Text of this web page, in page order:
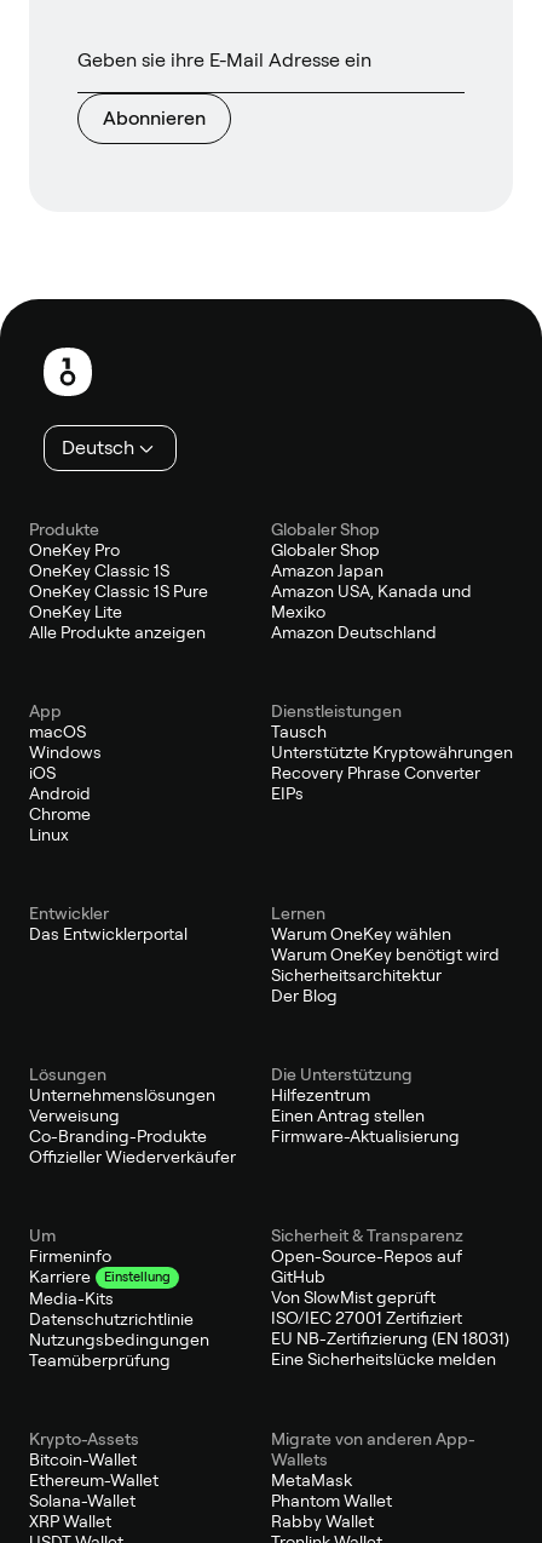
Abonnieren
Fußzeile
Deutsch
Produkte
OneKey Pro
OneKey Classic 1S
OneKey Classic 1S Pure
OneKey Lite
Alle Produkte anzeigen
Globaler Shop
Globaler Shop
Amazon Japan
Amazon USA, Kanada und
Mexiko
Amazon Deutschland
App
macOS
Windows
iOS
Android
Chrome
Linux
Dienstleistungen
Tausch
Unterstützte Kryptowährungen
Recovery Phrase Converter
EIPs
Entwickler
Das Entwicklerportal
Lernen
Warum OneKey wählen
Warum OneKey benötigt wird
Sicherheitsarchitektur
Der Blog
Lösungen
Unternehmenslösungen
Verweisung
Co-Branding-Produkte
Offizieller Wiederverkäufer
Die Unterstützung
Hilfezentrum
Einen Antrag stellen
Firmware-Aktualisierung
Um
Firmeninfo
Karriere
Einstellung
Media-Kits
Datenschutzrichtlinie
Nutzungsbedingungen
Teamüberprüfung
Sicherheit & Transparenz
Open-Source-Repos auf
GitHub
Von SlowMist geprüft
ISO/IEC 27001 Zertifiziert
EU NB-Zertifizierung (EN 18031)
Eine Sicherheitslücke melden
Krypto-Assets
Bitcoin-Wallet
Ethereum-Wallet
Solana-Wallet
XRP Wallet
Migrate von anderen App-
Wallets
MetaMask
Phantom Wallet
Rabby Wallet